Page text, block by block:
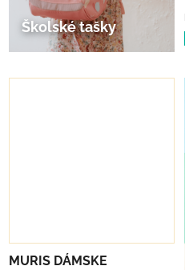
Školské tašky
MURIS DÁMSKE